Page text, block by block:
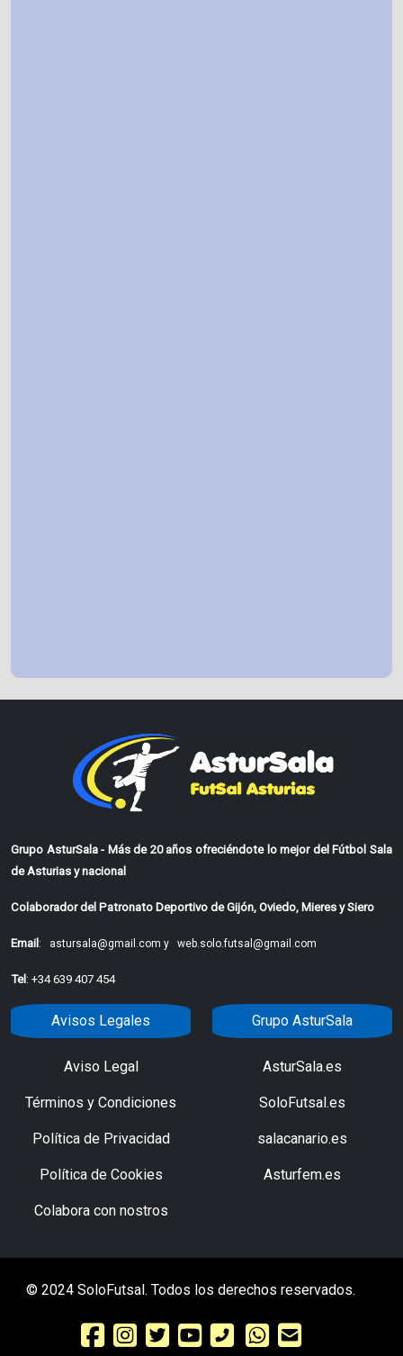
Grupo AsturSala - Más de 20 años ofreciéndote lo mejor del Fútbol Sala
de Asturias y nacional
Colaborador del Patronato Deportivo de Gijón, Oviedo, Mieres y Siero
Email : astursala@gmail.com y web.solo.futsal@gmail.com
Tel : +34 639 407 454
Avisos Legales
Aviso Legal
Términos y Condiciones
Política de Privacidad
Política de Cookies
Colabora con nostros
Grupo AsturSala
AsturSala.es
SoloFutsal.es
salacanario.es
Asturfem.es
© 2024 SoloFutsal. Todos los derechos reservados.